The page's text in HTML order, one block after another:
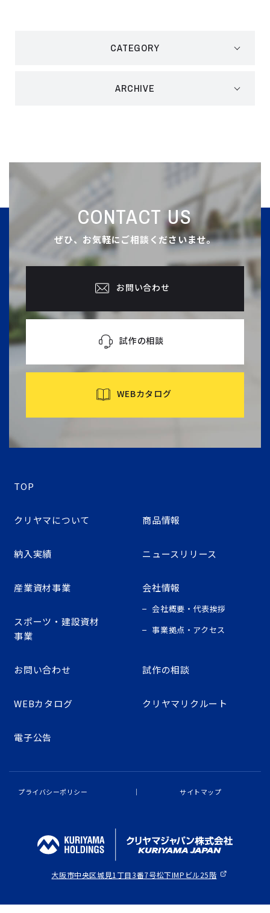
CATEGORY
ARCHIVE
CONTACT US
ぜひ、お気軽にご相談くださいませ。
お問い合わせ
試作の相談
WEBカタログ
TOP
クリヤマについて 商品情報
納入実績 ニュースリリース
産業資材事業
スポーツ・建設資材
事業
会社情報
会社概要・代表挨拶
事業拠点・アクセス
お問い合わせ 試作の相談
WEBカタログ クリヤマリクルート
電子公告
大阪市中央区城見1丁目3番7号松下IMPビル25階
プライバシーポリシー サイトマップ